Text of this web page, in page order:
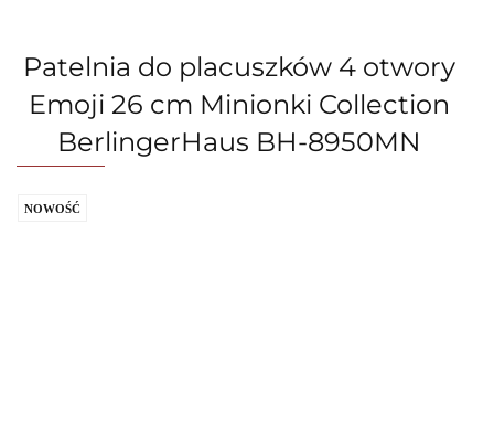
Patelnia do placuszków 4 otwory
Emoji 26 cm Minionki Collection
BerlingerHaus BH-8950MN
NOWOŚĆ